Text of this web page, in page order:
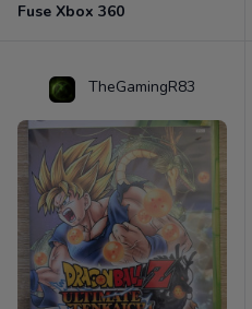
Fuse Xbox 360
TheGamingR83